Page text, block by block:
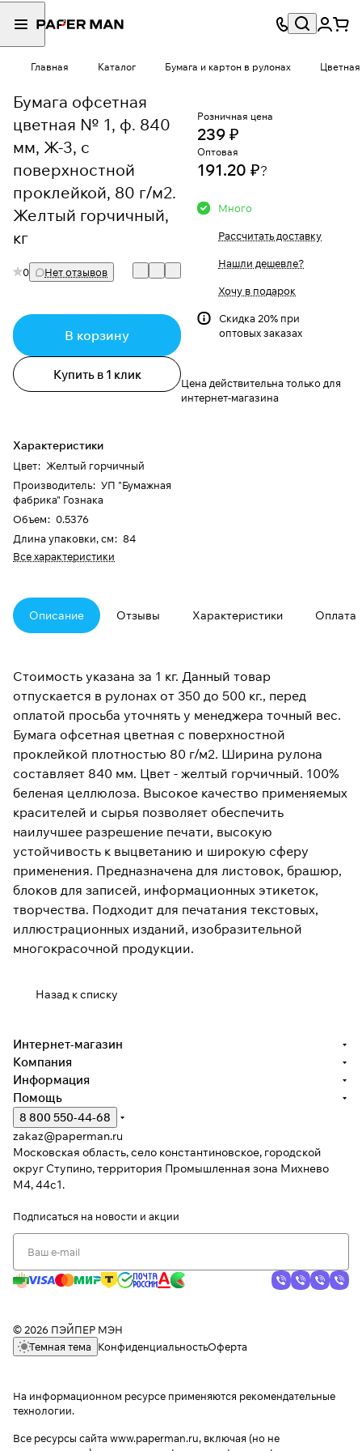
Главная Каталог Бумага и картон в рулонах
Бумага офсетная
цветная № 1, ф. 840
мм, Ж-3, с
поверхностной
проклейкой, 80 г/м2.
Желтый горчичный,
кг
0 Нет отзывов
В корзину
Купить в 1 клик
Характеристики
Цвет: Желтый горчичный
Производитель: УП "Бумажная
фабрика" Гознака
Объем: 0.5376
Длина упаковки, см: 84
Все характеристики
Розничная цена
239 ₽
Оптовая
191.20 ₽?
Много
Рассчитать доставку
Нашли дешевле?
Хочу в подарок
Скидка 20% при
оптовых заказах
Цена действительна только для
интернет-магазина
Описание Отзывы Характеристики Оплата
Стоимость указана за 1 кг. Данный товар
отпускается в рулонах от 350 до 500 кг., перед
оплатой просьба уточнять у менеджера точный вес.
Бумага офсетная цветная с поверхностной
проклейкой плотностью 80 г/м2. Ширина рулона
составляет 840 мм. Цвет - желтый горчичный. 100%
беленая целлюлоза. Высокое качество применяемых
красителей и сырья позволяет обеспечить
наилучшее разрешение печати, высокую
устойчивость к выцветанию и широкую сферу
применения. Предназначена для листовок, брашюр,
блоков для записей, информационных этикеток,
творчества. Подходит для печатания текстовых,
иллюстрационных изданий, изобразительной
многокрасочной продукции.
Назад к списку
Интернет-магазин
Компания
Информация
Помощь
8 800 550-44-68
zakaz@paperman.ru
Московская область, село константиновское, городской
округ Ступино, территория Промышленная зона Михнево
М4, 44с1.
Подписаться на новости и акции
© 2026 ПЭЙПЕР МЭН
Темная тема
КонфиденциальностьОферта
На информационном ресурсе применяются рекомендательные
технологии.
Все ресурсы сайта www.paperman.ru, включая (но не